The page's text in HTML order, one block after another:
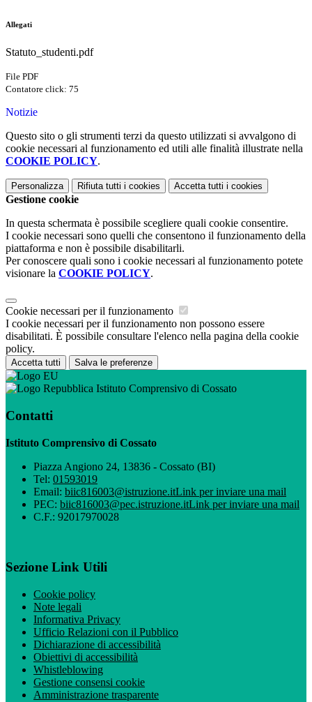
Allegati
Statuto_studenti.pdf
File PDF
Contatore click: 75
Notizie
Questo sito o gli strumenti terzi da questo utilizzati si avvalgono di
cookie necessari al funzionamento ed utili alle finalità illustrate nella
COOKIE POLICY.
Personalizza Rifiuta tutti i cookies Accetta tutti i cookies
Gestione cookie
In questa schermata è possibile scegliere quali cookie consentire.
I cookie necessari sono quelli che consentono il funzionamento della
piattaforma e non è possibile disabilitarli.
Per conoscere quali sono i cookie necessari al funzionamento potete
visionare la COOKIE POLICY.
Cookie necessari per il funzionamento
I cookie necessari per il funzionamento non possono essere
disabilitati. È possibile consultare l'elenco nella pagina della cookie
policy.
Accetta tutti Salva le preferenze
Istituto Comprensivo di Cossato
Contatti
Istituto Comprensivo di Cossato
Piazza Angiono 24, 13836 - Cossato (BI)
Tel: 01593019
Email: biic816003@istruzione.itLink per inviare una mail
PEC: biic816003@pec.istruzione.itLink per inviare una mail
C.F.: 92017970028
Sezione Link Utili
Cookie policy
Note legali
Informativa Privacy
Ufficio Relazioni con il Pubblico
Dichiarazione di accessibilità
Obiettivi di accessibilità
Whistleblowing
Gestione consensi cookie
Amministrazione trasparente